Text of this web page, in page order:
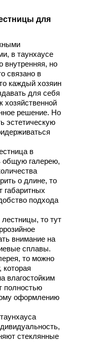
для
в таунхаусе
внутренняя, но
связано в
каждый хозяин
для себя
хозяйственной
решение. Но
эстетическую
в
общую галерею,
о длине, то
габаритных
подхода
то тут
внимание на
сплавы.
то можно
которая
влагостойким
полностью
оформлению
стеклянные